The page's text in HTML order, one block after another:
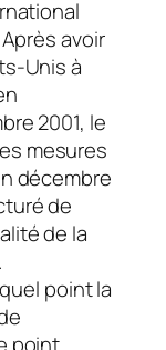
avoir
Unis à
2001, le
mesures
décembre
de
de la
point la